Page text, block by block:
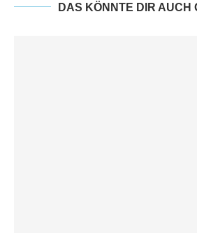
DAS KÖNNTE DIR AUCH